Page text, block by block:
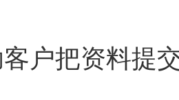
户把资料提